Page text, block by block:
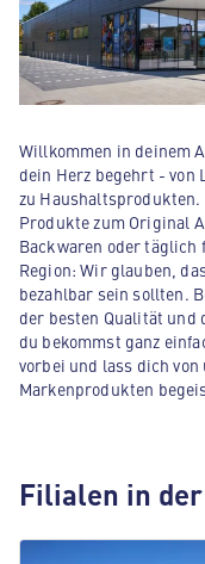
Willkommen in deinem
dein Herz begehrt -
zu
Produkte zum Original
Backwaren oder täglich
Region: Wir glauben,
bezahlbar sein sollten.
der besten Qualität
du bekommst ganz
vorbei und lass dich
Markenprodukten
Filialen in